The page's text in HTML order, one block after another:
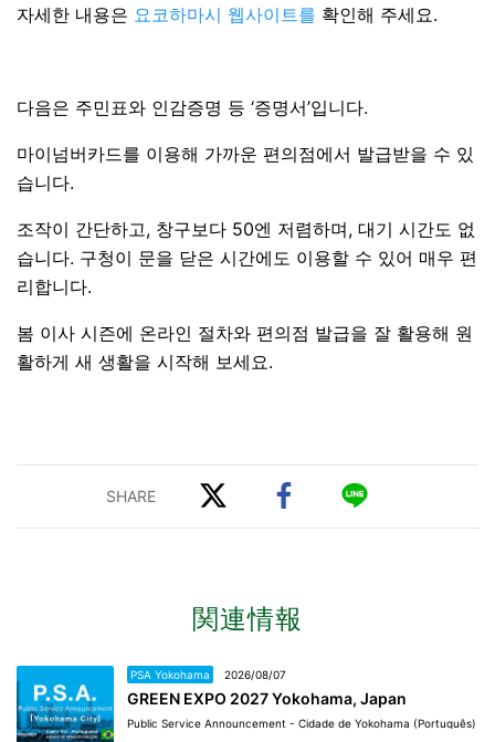
자세한 내용은 요코하마시 웹사이트를 확인해 주세요.
다음은 주민표와 인감증명 등 ‘증명서’입니다.
마이넘버카드를 이용해 가까운 편의점에서 발급받을 수 있
습니다.
조작이 간단하고, 창구보다 50엔 저렴하며, 대기 시간도 없
습니다. 구청이 문을 닫은 시간에도 이용할 수 있어 매우 편
리합니다.
봄 이사 시즌에 온라인 절차와 편의점 발급을 잘 활용해 원
활하게 새 생활을 시작해 보세요.
関連情報
PSA Yokohama 2026/08/07
GREEN EXPO 2027 Yokohama, Japan
Public Service Announcement - Cidade de Yokohama (Português)